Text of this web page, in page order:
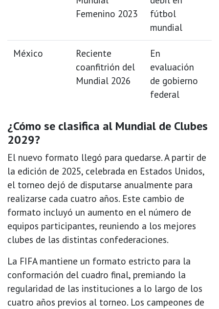
Femenino 2023
fútbol
mundial
México
Reciente
coanfitrión del
Mundial 2026
En
evaluación
de gobierno
federal
¿Cómo se clasifica al Mundial de Clubes
2029?
El nuevo formato llegó para quedarse. A partir de
la edición de 2025, celebrada en Estados Unidos,
el torneo dejó de disputarse anualmente para
realizarse cada cuatro años. Este cambio de
formato incluyó un aumento en el número de
equipos participantes, reuniendo a los mejores
clubes de las distintas confederaciones.
La FIFA mantiene un formato estricto para la
conformación del cuadro final, premiando la
regularidad de las instituciones a lo largo de los
cuatro años previos al torneo. Los campeones de